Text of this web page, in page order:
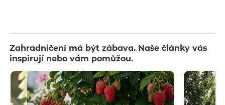
Zahradničení má být zábava. Naše články vás
inspirují nebo vám pomůžou.